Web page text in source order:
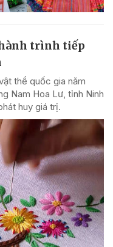
trình tiếp
thể quốc gia năm
Nam Hoa Lư, tỉnh Ninh
huy giá trị.